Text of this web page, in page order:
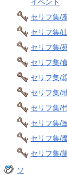
イベント
セリフ集/
セリフ集/
セリフ集/
セリフ集/
セリフ集/
セリフ集/
セリフ集/
セリフ集/
セリフ集/
セリフ集/
ソ